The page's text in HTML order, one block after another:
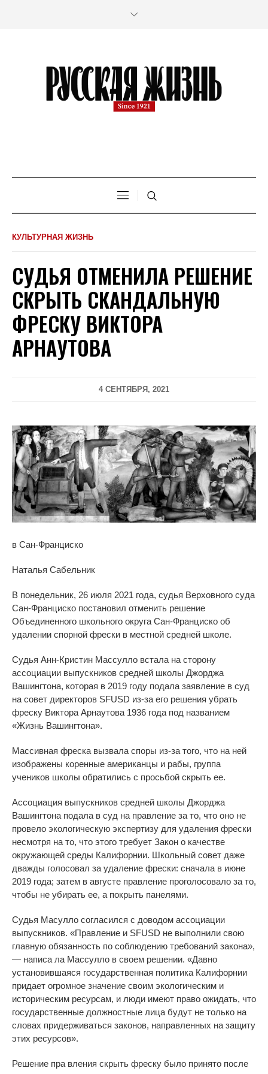
КУЛЬТУРНАЯ ЖИЗНЬ
СУДЬЯ ОТМЕНИЛА РЕШЕНИЕ
СКРЫТЬ СКАНДАЛЬНУЮ
ФРЕСКУ ВИКТОРА
АРНАУТОВА
4 СЕНТЯБРЯ, 2021
в Сан-Франциско
Наталья Сабельник
В понедельник, 26 июля 2021 года, судья Верховного суда
Сан-Франциско постановил отменить решение
Объединенного школьного округа Сан-Франциско об
удалении спорной фрески в местной средней школе.
Судья Анн-Кристин Массулло встала на сторону
ассоциации выпускников средней школы Джорджа
Вашингтона, которая в 2019 году подала заявление в суд
на совет директоров SFUSD из-за его решения убрать
фреску Виктора Арнаутова 1936 года под названием
«Жизнь Вашингтона».
Массивная фреска вызвала споры из-за того, что на ней
изображены коренные американцы и рабы, группа
учеников школы обратились с просьбой скрыть ее.
Ассоциация выпускников средней школы Джорджа
Вашингтона подала в суд на правление за то, что оно не
провело экологическую экспертизу для удаления фрески
несмотря на то, что этого требует Закон о качестве
окружающей среды Калифорнии. Школьный совет даже
дважды голосовал за удаление фрески: сначала в июне
2019 года; затем в августе правление проголосовало за то,
чтобы не убирать ее, а покрыть панелями.
Судья Масулло согласился с доводом ассоциации
выпускников. «Правление и SFUSD не выполнили свою
главную обязанность по соблюдению требований закона»,
— написа ла Массулло в своем решении. «Давно
установившаяся государственная политика Калифорнии
придает огромное значение своим экологическим и
историческим ресурсам, и люди имеют право ожидать, что
государственные должностные лица будут не только на
словах придерживаться законов, направленных на защиту
этих ресурсов».
Решение пра вления скрыть фреску было принято после